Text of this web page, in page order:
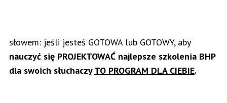
słowem: jeśli jesteś GOTOWA lub GOTOWY, aby
nauczyć się PROJEKTOWAĆ najlepsze szkolenia BHP
dla swoich słuchaczyTO PROGRAM DLA CIEBIE.